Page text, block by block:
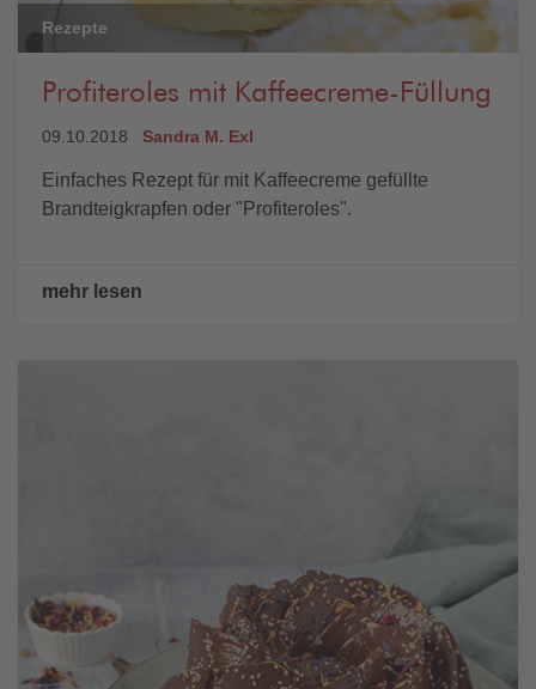
Rezepte
Profiteroles mit Kaffeecreme-Füllung
09.10.2018 Sandra M. Exl
Einfaches Rezept für mit Kaffeecreme gefüllte
Brandteigkrapfen oder "Profiteroles".
mehr lesen